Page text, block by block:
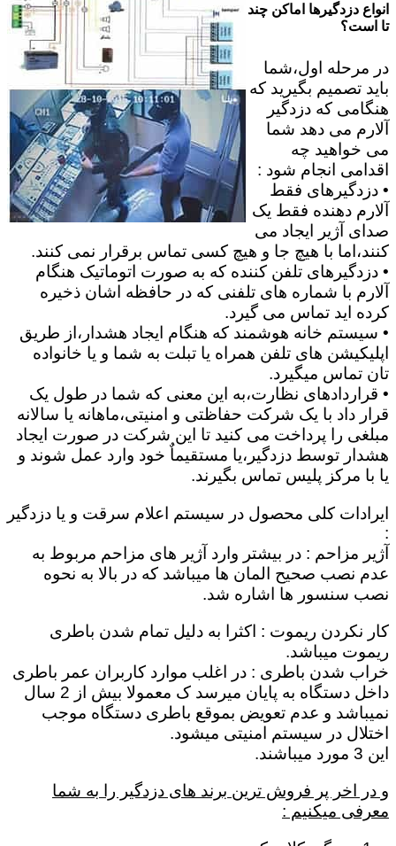
انواع دزدگیرها اماکن چند
تا است؟
در مرحله اول،شما
باید تصمیم بگیرید که
هنگامی که دزدگیر
آلارم می دهد شما
می خواهید چه
اقدامی انجام شود :
• دزدگیرهای فقط
آلارم دهنده فقط یک
صدای آژیر ایجاد می
کنند،اما با هیچ جا و هیچ کسی تماس برقرار نمی کنند.
• دزدگیرهای تلفن کننده که به صورت اتوماتیک هنگام
آلارم با شماره های تلفنی که در حافظه اشان ذخیره
کرده اید تماس می گیرد.
• سیستم خانه هوشمند که هنگام ایجاد هشدار،از طریق
اپلیکیشن های تلفن همراه یا تبلت به شما و یا خانواده
تان تماس میگیرد.
• قراردادهای نظارت،به این معنی که شما در طول یک
قرار داد با یک شرکت حفاظتی و امنیتی،ماهانه یا سالانه
مبلغی را پرداخت می کنید تا این شرکت در صورت ایجاد
هشدار توسط دزدگیر،یا مستقیماٌ خود وارد عمل شوند و
یا با مرکز پلیس تماس بگیرند.
ایرادات کلی محصول در سیستم اعلام سرقت و یا دزدگیر
:
آژیر مزاحم : در بیشتر وارد آژیر های مزاحم مربوط به
عدم نصب صحیح المان ها میباشد که در بالا به نحوه
نصب سنسور ها اشاره شد.
کار نکردن ریموت : اکثرا به دلیل تمام شدن باطری
ریموت میباشد.
خراب شدن باطری : در اغلب موارد کاربران عمر باطری
داخل دستگاه به پایان میرسد ک معمولا بیش از 2 سال
نمیباشد و عدم تعویض بموقع باطری دستگاه موجب
اختلال در سیستم امنیتی میشود.
این 3 مورد میباشند.
و در اخر پر فروش ترین برند های دزدگیر را به شما
معرفی میکنیم :